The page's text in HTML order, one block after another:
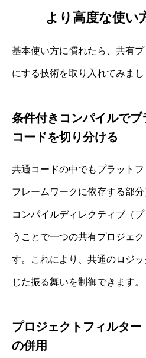
より高度な使い
基本使い方に慣れたら、共有
にする技術を取り入れてみまし
条件付きコンパイルで
コードを切り分ける
共通コードの中でもプラット
フレームワークに依存する部
コンパイルディレクティブ（
うことで一つの共有プロジェ
す。これにより、共通のロジ
じた振る舞いを制御できます。
プロジェクトフィルタ
の併用